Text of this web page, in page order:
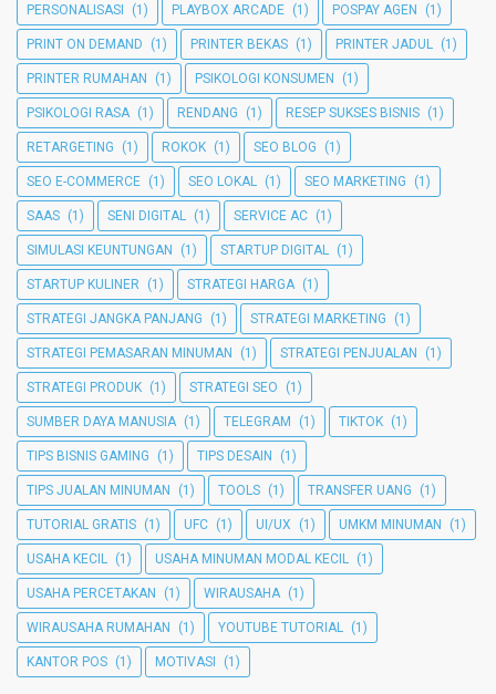
PERSONALISASI (1) PLAYBOX ARCADE (1) POSPAY AGEN (1)
PRINT ON DEMAND (1) PRINTER BEKAS (1) PRINTER JADUL (1)
PRINTER RUMAHAN (1) PSIKOLOGI KONSUMEN (1)
PSIKOLOGI RASA (1) RENDANG (1) RESEP SUKSES BISNIS (1)
RETARGETING (1) ROKOK (1) SEO BLOG (1)
SEO E-COMMERCE (1) SEO LOKAL (1) SEO MARKETING (1)
SAAS (1) SENI DIGITAL (1) SERVICE AC (1)
SIMULASI KEUNTUNGAN (1) STARTUP DIGITAL (1)
STARTUP KULINER (1) STRATEGI HARGA (1)
STRATEGI JANGKA PANJANG (1) STRATEGI MARKETING (1)
STRATEGI PEMASARAN MINUMAN (1) STRATEGI PENJUALAN (1)
STRATEGI PRODUK (1) STRATEGI SEO (1)
SUMBER DAYA MANUSIA (1) TELEGRAM (1) TIKTOK (1)
TIPS BISNIS GAMING (1) TIPS DESAIN (1)
TIPS JUALAN MINUMAN (1) TOOLS (1) TRANSFER UANG (1)
TUTORIAL GRATIS (1) UFC (1) UI/UX (1) UMKM MINUMAN (1)
USAHA KECIL (1) USAHA MINUMAN MODAL KECIL (1)
USAHA PERCETAKAN (1) WIRAUSAHA (1)
WIRAUSAHA RUMAHAN (1) YOUTUBE TUTORIAL (1)
KANTOR POS (1) MOTIVASI (1)